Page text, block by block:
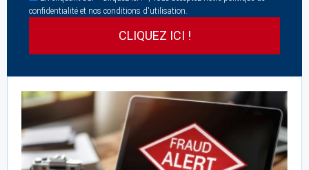
confidentialité et nos conditions d'utilisation.